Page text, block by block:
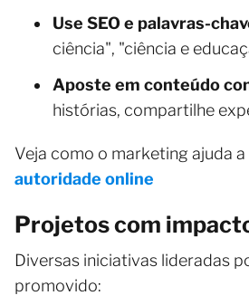
Use SEO e palavras-
ciência", "ciência e
Aposte em conteúdo
histórias, compartilhe
Veja como o marketing ajuda a
autoridade online
Projetos com
Diversas iniciativas lideradas
promovido: